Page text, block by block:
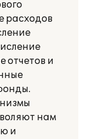
расходов
отчетов и
нам
и